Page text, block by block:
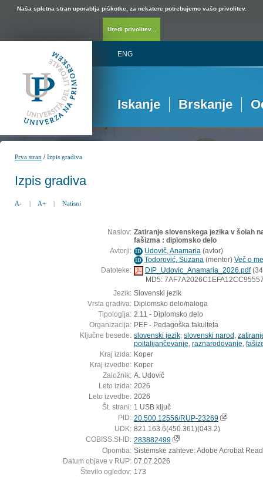
Naša spletna stran uporablja piškotke, za nekatere potrebujemo vašo privolitev.
Uredi privolitev...
ENG
Iskanje Brskanje
Prva stran /Izpis gradiva
Izpis gradiva
A- | A+ | Natisni
Naslov: Zatiranje slovenskega jezika v šolah
fašizma : diplomsko delo
Avtorji: ID Udovič, Anamaria (avtor)
ID Todorović, Suzana (mentor) Več o
Datoteke:
DIP_Udovic_Anamaria_2026.pdf
MD5:
Jezik: Slovenski jezik
Vrsta gradiva: Diplomsko delo/naloga
Tipologija: 2.11 - Diplomsko delo
Organizacija: PEF - Pedagoška fakulteta
Ključne besede: slovenski jezik slovenski narod
poitalijančevanje raznarodovanje
Kraj izida: Koper
Kraj izvedbe: Koper
Založnik: A. Udovič
Leto izida: 2026
Leto izvedbe: 2026
Št. strani: 1 USB ključ
PID: 20.500.12556/RUP-23269
UDK: 821.163.6(450.361)(043.2)
COBISS.SI-ID: 283882499
Opomba: Sistemske zahteve: Adobe Acrobat
Datum objave v RUP: 07.07.2026
Število ogledov: 173